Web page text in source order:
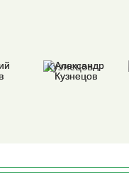
Кузнецов